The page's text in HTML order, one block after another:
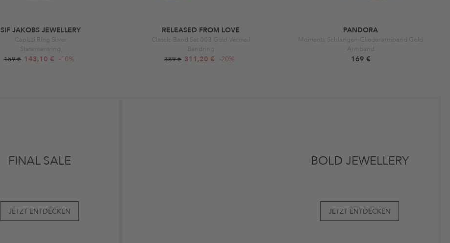
SIF JAKOBS JEWELLERY
Capizzi Ring Silver
Statementring
159 € 143,10 € -10%
RELEASED FROM LOVE
Classic Band Set 003 Gold Vermeil
Bandring
389 € 311,20 € -20%
PANDORA
Moments Schlangen-Gliederarmband Gold
Armband
169 €
FINAL SALE
JETZT ENTDECKEN
BOLD JEWELLERY
JETZT ENTDECKEN